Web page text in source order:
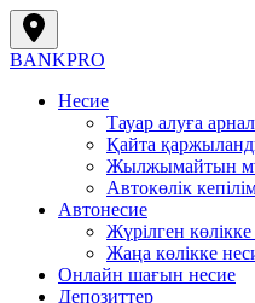
BANKPRO
Несие
Тауар алуға
Қайта
Жылжымайтын
Автокөлік
Автонесие
Жүрілген
Жаңа көлікке
Онлайн шағын несие
Депозиттер